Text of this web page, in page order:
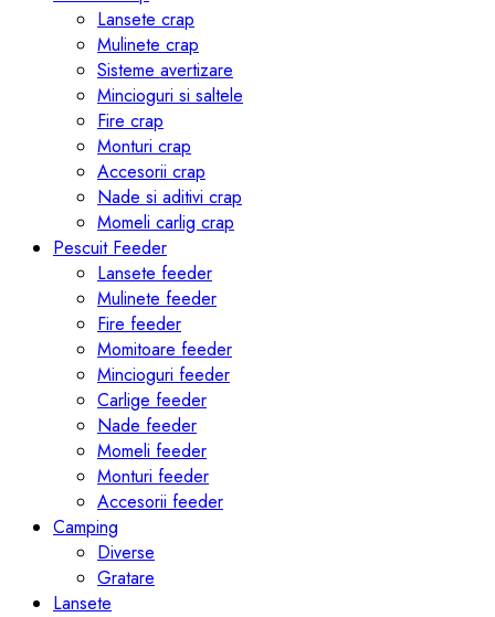
Lansete crap
Mulinete crap
Sisteme avertizare
Mincioguri si saltele
Fire crap
Monturi crap
Accesorii crap
Nade si aditivi crap
Momeli carlig crap
Pescuit Feeder
Lansete feeder
Mulinete feeder
Fire feeder
Momitoare feeder
Mincioguri feeder
Carlige feeder
Nade feeder
Momeli feeder
Monturi feeder
Accesorii feeder
Camping
Diverse
Gratare
Lansete